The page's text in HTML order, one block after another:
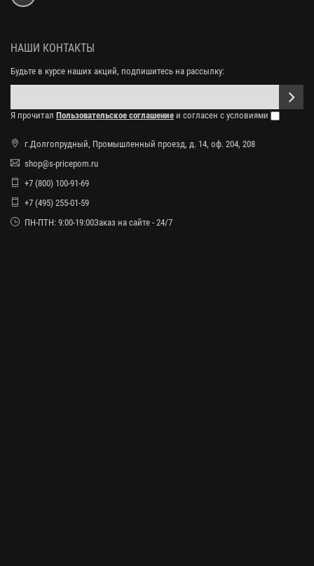
НАШИ КОНТАКТЫ
Будьте в курсе наших акций, подпишитесь на рассылку:
Я прочитал Пользовательское соглашение и согласен с условиями
г.Долгопрудный, Промышленный проезд, д. 14, оф. 204, 208
shop@s-pricepom.ru
+7 (800) 100-91-69
+7 (495) 255-01-59
ПН-ПТН: 9:00-19:00Заказ на сайте - 24/7